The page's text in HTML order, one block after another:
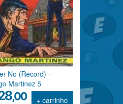
No (Record) –
Martinez 5
,00 + carrinho